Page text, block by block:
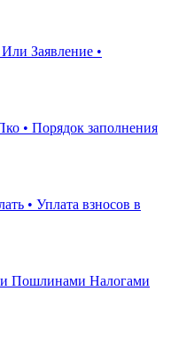
Заявление •
• Порядок заполнения
• Уплата взносов в
Пошлинами Налогами